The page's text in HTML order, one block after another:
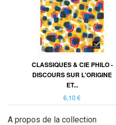
CLASSIQUES & CIE PHILO -
DISCOURS SUR L'ORIGINE
ET...
6,10 €
A propos de la collection